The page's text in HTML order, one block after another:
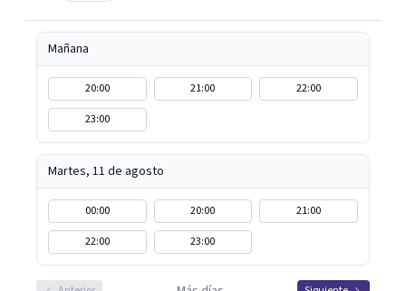
Mañana
20:00 21:00
22:00
23:00
Martes, 11 de agosto
00:00 20:00
21:00
22:00
23:00